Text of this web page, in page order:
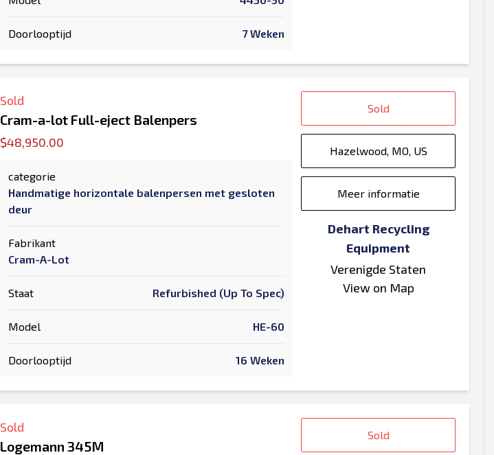
Doorlooptijd 7 Weken
Sold
Cram-a-lot Full-eject Balenpers
$48,950.00
categorie
Handmatige horizontale balenpersen met gesloten
deur
Fabrikant
Cram-A-Lot
Staat Refurbished (Up To Spec)
Model HE-60
Doorlooptijd 16 Weken
Sold
Hazelwood, MO, US
Meer informatie
Dehart Recycling
Equipment
Verenigde Staten
View on Map
Sold
Logemann 345M
Sold